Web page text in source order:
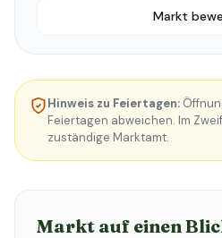
Markt
Hinweis zu Feiertagen:
Feiertagen abweichen. Im
zuständige Marktamt.
Markt auf einen